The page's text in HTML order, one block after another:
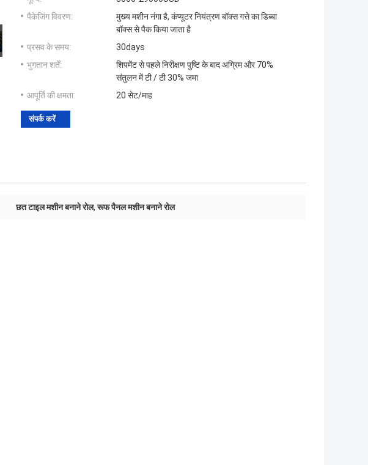
पैकेजिंग विवरण:
मुख्य मशीन नंगा है, कंप्यूटर नियंत्रण बॉक्स गत्ते का डिब्बा
बॉक्स से पैक किया जाता है
प्रसव के समय:
30days
भुगतान शर्तें:
शिपमेंट से पहले निरीक्षण पुष्टि के बाद अग्रिम और 70%
संतुलन में टी / टी 30% जमा
आपूर्ति की क्षमता:
20 सेट/माह
संपर्क करें
छत टाइल मशीन बनाने रोल,रूफ पैनल मशीन बनाने रोल